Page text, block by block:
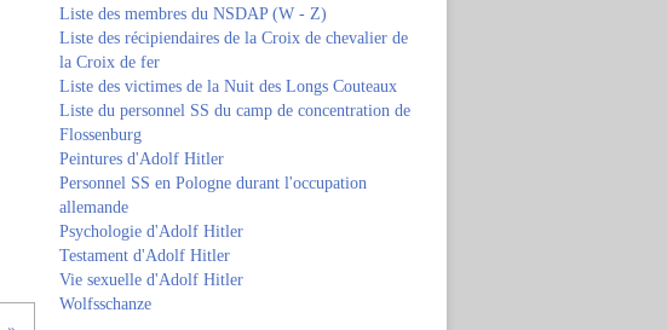
Liste des membres du NSDAP (W - Z)
Liste des récipiendaires de la Croix de chevalier de
la Croix de fer
Liste des victimes de la Nuit des Longs Couteaux
Liste du personnel SS du camp de concentration de
Flossenburg
Peintures d'Adolf Hitler
Personnel SS en Pologne durant l'occupation
allemande
Psychologie d'Adolf Hitler
Testament d'Adolf Hitler
Vie sexuelle d'Adolf Hitler
Wolfsschanze